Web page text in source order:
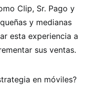
Clip, Sr. Pago y
y medianas
esta experiencia a
sus ventas.
en móviles?